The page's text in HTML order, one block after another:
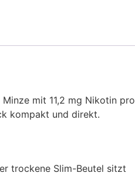
mit 11,2 mg Nikotin pro
kompakt und direkt.
trockene Slim-Beutel sitzt